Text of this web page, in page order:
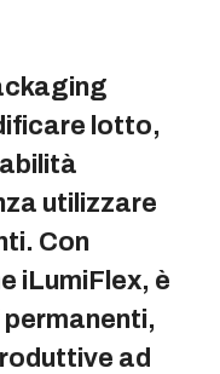
lotto,
utilizzare
Con
iLumiFlex, è
ad